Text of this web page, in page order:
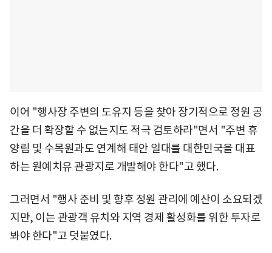
이어 "행사장 주변의 도유지 등을 찾아 장기적으로 정원 공
간을 더 확장할 수 없는지도 적극 검토하라"면서 "주변 휴
양림 및 수목원과도 연계해 태안 일대를 대한민국을 대표
하는 원예치유 관광지로 개발해야 한다"고 했다.
그러면서 "행사 준비 및 향후 정원 관리에 예산이 소요되겠
지만, 이는 관광객 유치와 지역 경제 활성화를 위한 투자로
봐야 한다"고 덧붙였다.